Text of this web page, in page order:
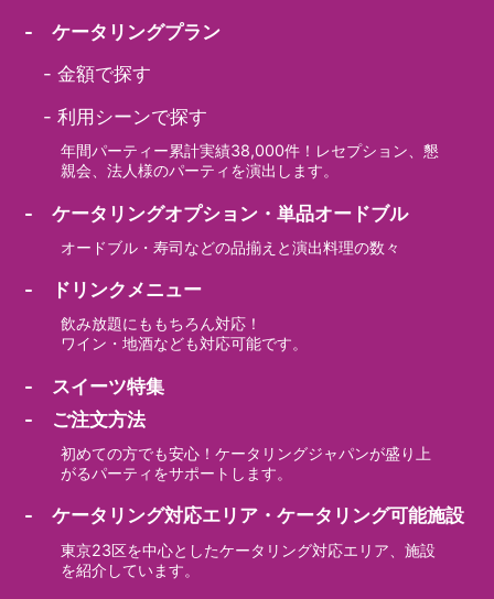
- ケータリングプラン
-金額で探す
-利用シーンで探す
年間パーティー累計実績38,000件！レセプション、懇
親会、法人様のパーティを演出します。
- ケータリングオプション・単品オードブル
オードブル・寿司などの品揃えと演出料理の数々
- ドリンクメニュー
飲み放題にももちろん対応！
ワイン・地酒なども対応可能です。
- スイーツ特集
- ご注文方法
初めての方でも安心！ケータリングジャパンが盛り上
がるパーティをサポートします。
- ケータリング対応エリア・ケータリング可能施設
東京23区を中心としたケータリング対応エリア、施設
を紹介しています。